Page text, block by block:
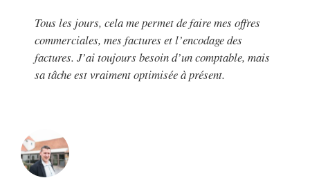
Tous les jours, cela me permet de faire mes offres
commerciales, mes factures et l’encodage des
factures. J’ai toujours besoin d’un comptable, mais
sa tâche est vraiment optimisée à présent.